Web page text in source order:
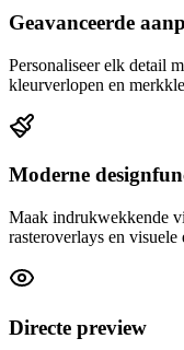
Geavanceerde
Personaliseer elk detail
kleurverlopen en
Moderne
Maak indrukwekkende
rasteroverlays en visuele
Directe preview